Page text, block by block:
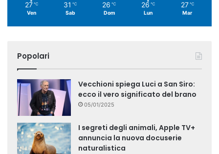
27 ℃
Ven
31 ℃
Sab
26 ℃
Dom
26 ℃
Lun
27 ℃
Mar
Popolari
Vecchioni spiega Luci a San Siro:
ecco il vero significato del brano
05/01/2025
I segreti degli animali, Apple TV+
annuncia la nuova docuserie
naturalistica